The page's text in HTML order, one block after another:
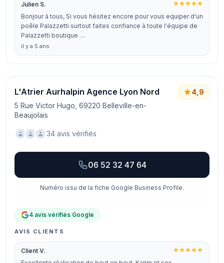
Julien S.
Bonjour à tous, Si vous hésitez encore pour vous equiper d'un
poêle Palazzetti surtout faites confiance à toute l'équipe de
Palazzetti boutique …
il y a 5 ans
L'Atrier Aurhalpin Agence Lyon Nord
5 Rue Victor Hugo, 69220 Belleville-en-
Beaujolais
4,9
34 avis vérifiés
06 52 32 47 64
Numéro issu de la fiche Google Business Profile.
4 avis vérifiés Google
AVIS CLIENTS
Client V.